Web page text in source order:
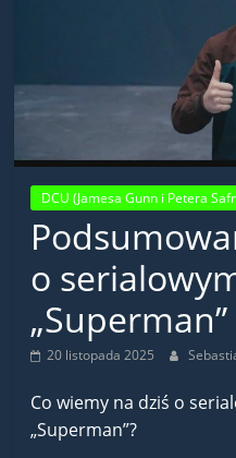
DCU (Jamesa Gunn i Petera
o
„Superman”
20 listopada 2025
Co wiemy na dziś o
„Superman”?